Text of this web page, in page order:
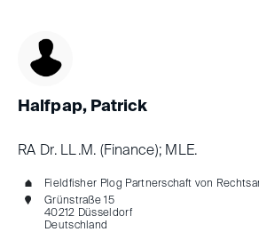
Halfpap, Patrick
RA Dr. LL.M. (Finance); MLE.
Fieldfisher Plog Partnerschaft von
Grünstraße 15
40212 Düsseldorf
Deutschland